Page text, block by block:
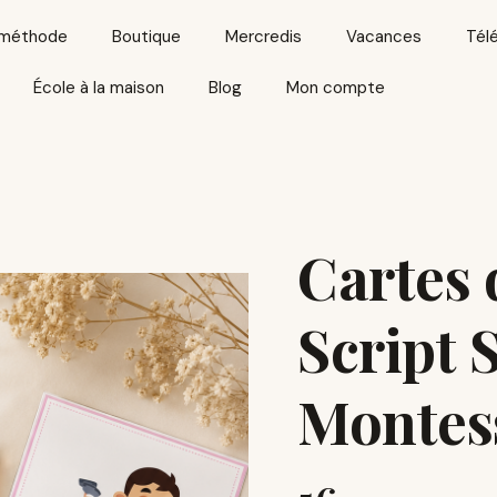
Boutique Mercredis Vacances
École à la maison Blog Mon compte
Cartes
Script
Cartes
de
Lecture
Script
Série
Rose